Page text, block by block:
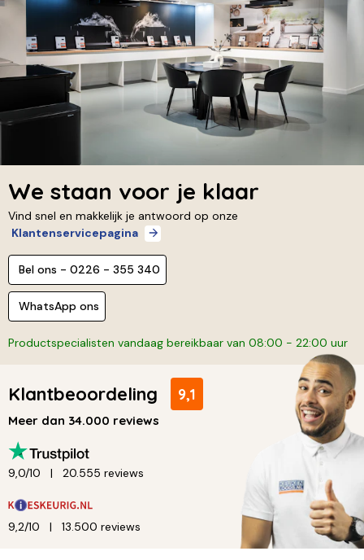
We staan voor je klaar
Vind snel en makkelijk je antwoord op onze
Klantenservicepagina
Bel ons - 0226 - 355 340
WhatsApp ons
Productspecialisten vandaag bereikbaar van 08:00 - 22:00 uur
Klantbeoordeling 9,1
Meer dan 34.000 reviews
9,0/10 20.555 reviews
9,2/10 13.500 reviews